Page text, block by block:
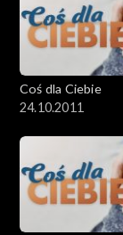
Coś dla Ciebie
24.10.2011